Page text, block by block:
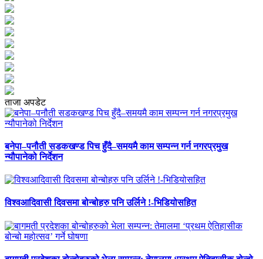
ताजा अपडेट
बनेपा–पनौती सडकखण्ड पिच हुँदै–समयमै काम सम्पन्न गर्न नगरप्रमुख
न्यौपानेको निर्देशन
विश्वआदिवासी दिवसमा बोन्बोहरु पनि उर्लिने !-भिडियोसहित